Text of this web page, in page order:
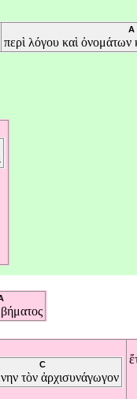
A
περὶ λόγου καὶ ὀνομάτων
βήματος
C
τὸν ἀρχισυνάγωγον